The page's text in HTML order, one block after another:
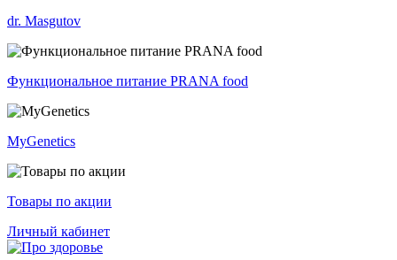
dr. Masgutov
Функциональное питание PRANA food
MyGenetics
Товары по акции
Личный кабинет